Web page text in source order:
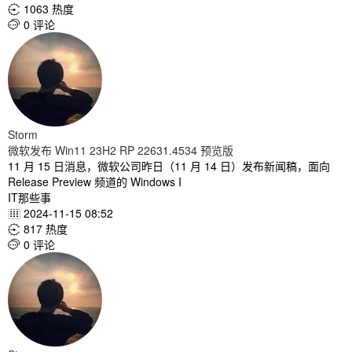
 1063 热度
 0 评论
Storm
微软发布 Win11 23H2 RP 22631.4534 预览版
11 月 15 日消息，微软公司昨日（11 月 14 日）发布新闻稿，面向
Release Preview 频道的 Windows I
IT那些事
 2024-11-15 08:52
 817 热度
 0 评论